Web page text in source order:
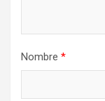
Nombre *